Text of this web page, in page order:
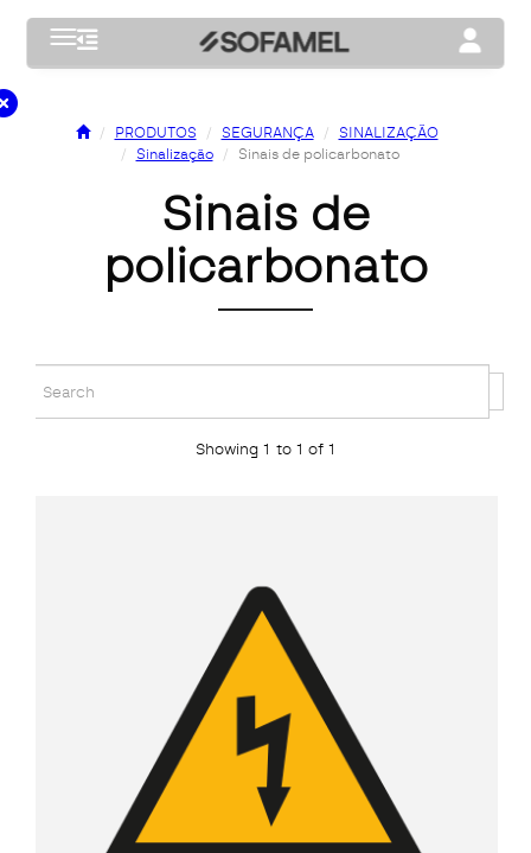
Toggle navigation Toggle
PRODUTOS SEGURANÇA
SINALIZAÇÃO
Sinalização
Sinais de policarbonato
sinais de
policarbonato
Showing 1 to 1 of 1